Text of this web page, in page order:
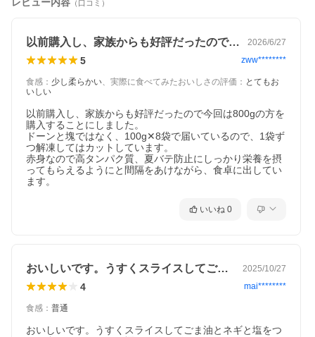
レビュー内容 （口コミ）
以前購入し、家族からも好評だったので今… 2026/6/27
5 zww********
食感 ： 少し柔らかい、 実際に食べてみたおいしさの評価 ： とてもお
いしい
以前購入し、家族からも好評だったので今回は800gの方を
購入することにしました。
ドーンと塊ではなく、100g✕8袋で届いているので、1袋ず
つ解凍してはカットしています。
赤身なので高タンパク質、夏バテ防止にしっかり栄養を摂
ってもらえるようにと間隔をあけながら、食卓に出してい
ます。
いいね 0
おいしいです。うすくスライスしてごま油… 2025/10/27
4 mai********
食感 ： 普通
おいしいです。うすくスライスしてごま油とネギと塩をつ